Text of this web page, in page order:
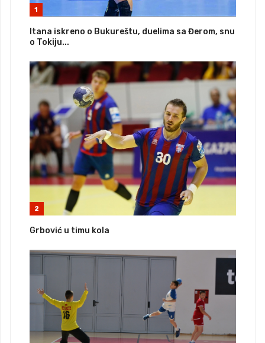
1
Itana iskreno o Bukureštu, duelima sa Đerom, snu
o Tokiju...
2
Grbović u timu kola